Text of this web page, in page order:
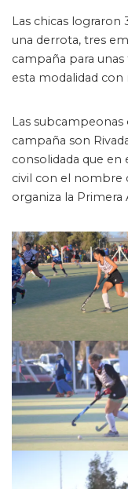
Las chicas lograron
una derrota, tres
campaña para
esta modalidad con
Las
campaña son
consolidada que
civil con el nombre
organiza la Primera